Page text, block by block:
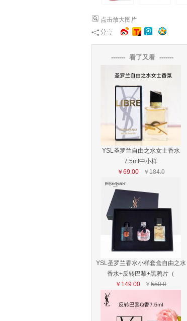
点击放大图片
------- 看了又看 -------
YSL圣罗兰自由之水女士香水
7.5ml中小样
￥69.00
￥184.0
YSL圣罗兰香水小样套盒自由之水
香水+反转巴黎+黑鸦片（
￥149.00
￥ 550.0